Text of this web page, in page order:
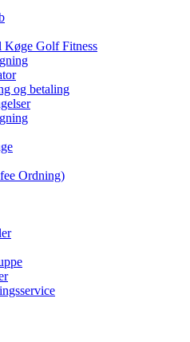
Golf Fitness
og betaling
Ordning)